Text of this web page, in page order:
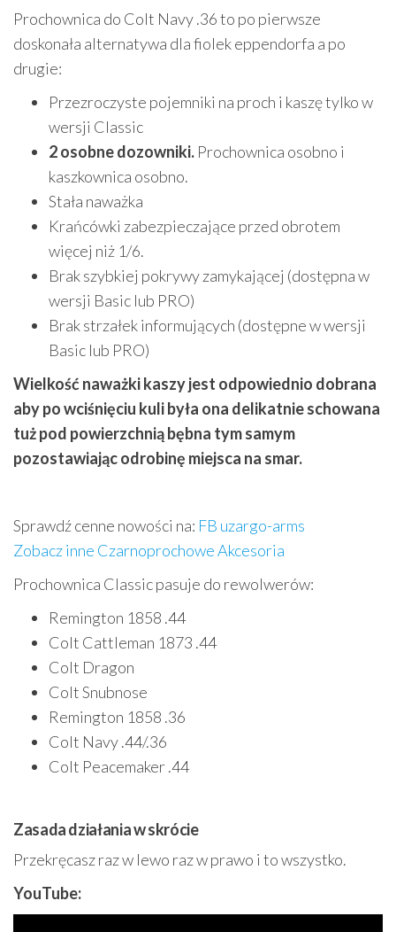
Prochownica do Colt Navy .36 to po pierwsze
doskonała alternatywa dla fiolek eppendorfa a po
drugie:
Przezroczyste pojemniki na proch i kaszę tylko w
wersji Classic
2 osobne dozowniki. Prochownica osobno i
kaszkownica osobno.
Stała naważka
Krańcówki zabezpieczające przed obrotem
więcej niż 1/6.
Brak szybkiej pokrywy zamykającej (dostępna w
wersji Basic lub PRO)
Brak strzałek informujących (dostępne w wersji
Basic lub PRO)
Wielkość naważki kaszy jest odpowiednio dobrana
aby po wciśnięciu kuli była ona delikatnie schowana
tuż pod powierzchnią bębna tym samym
pozostawiając odrobinę miejsca na smar.
Sprawdź cenne nowości na: FB uzargo-arms
Zobacz inne Czarnoprochowe Akcesoria
Prochownica Classic pasuje do rewolwerów:
Remington 1858 .44
Colt Cattleman 1873 .44
Colt Dragon
Colt Snubnose
Remington 1858 .36
Colt Navy .44/.36
Colt Peacemaker .44
Zasada działania w skrócie
Przekręcasz raz w lewo raz w prawo i to wszystko.
YouTube: